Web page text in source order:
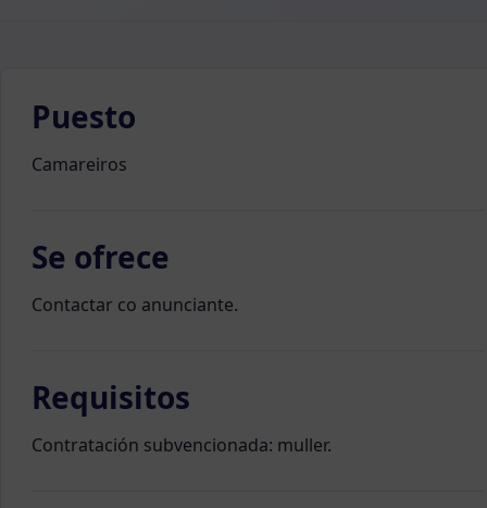
Puesto
Camareiros
Se ofrece
Contactar co anunciante.
Requisitos
Contratación subvencionada: muller.